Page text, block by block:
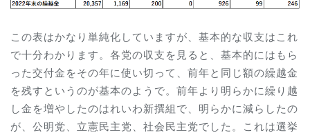
この表はかなり単純化していますが、基本的な収支はこれ
で十分わかります。各党の収支を見ると、基本的にはもら
った交付金をその年に使い切って、前年と同じ額の繰越金
を残すというのが基本のようで。前年より明らかに繰り越
し金を増やしたのはれいわ新撰組で、明らかに減らしたの
が、公明党、立憲民主党、社会民主党でした。これは選挙